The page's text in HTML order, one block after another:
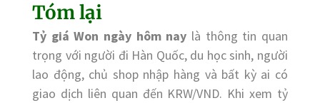
Tóm lại
Tỷ giá Won ngày hôm nay là thông tin quan
trọng với người đi Hàn Quốc, du học sinh, người
lao động, chủ shop nhập hàng và bất kỳ ai có
giao dịch liên quan đến KRW/VND. Khi xem tỷ